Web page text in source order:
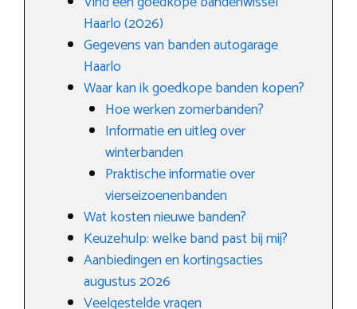
Haarlo (2026)
Gegevens van banden autogarage
Haarlo
Waar kan ik goedkope banden kopen?
Hoe werken zomerbanden?
Informatie en uitleg over
winterbanden
Praktische informatie over
vierseizoenenbanden
Wat kosten nieuwe banden?
Keuzehulp: welke band past bij mij?
Aanbiedingen en kortingsacties
augustus 2026
Veelgestelde vragen